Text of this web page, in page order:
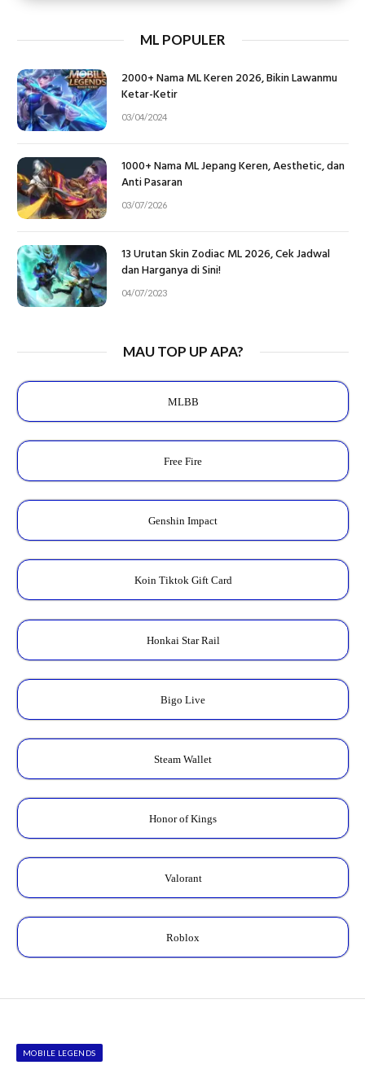
ML POPULER
2000+ Nama ML Keren 2026, Bikin Lawanmu
Ketar-Ketir
03/04/2024
1000+ Nama ML Jepang Keren, Aesthetic, dan
Anti Pasaran
03/07/2026
13 Urutan Skin Zodiac ML 2026, Cek Jadwal
dan Harganya di Sini!
04/07/2023
MAU TOP UP APA?
MLBB
Free Fire
Genshin Impact
Koin Tiktok Gift Card
Honkai Star Rail
Bigo Live
Steam Wallet
Honor of Kings
Valorant
Roblox
MOBILE LEGENDS